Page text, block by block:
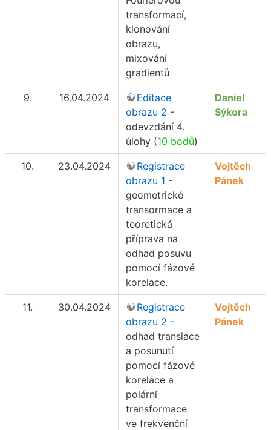
transformací,
klonování
obrazu,
mixování
gradientů
9. 16.04.2024
Editace
obrazu 2 -
odevzdání 4.
úlohy (10 bodů)
Daniel
Sýkora
10. 23.04.2024
Registrace
obrazu 1 -
geometrické
transormace a
teoretická
příprava na
odhad posuvu
pomocí fázové
korelace.
Vojtěch
Pánek
11. 30.04.2024
Registrace
obrazu 2 -
odhad translace
a posunutí
pomocí fázové
korelace a
polární
transformace
ve frekvenční
Vojtěch
Pánek